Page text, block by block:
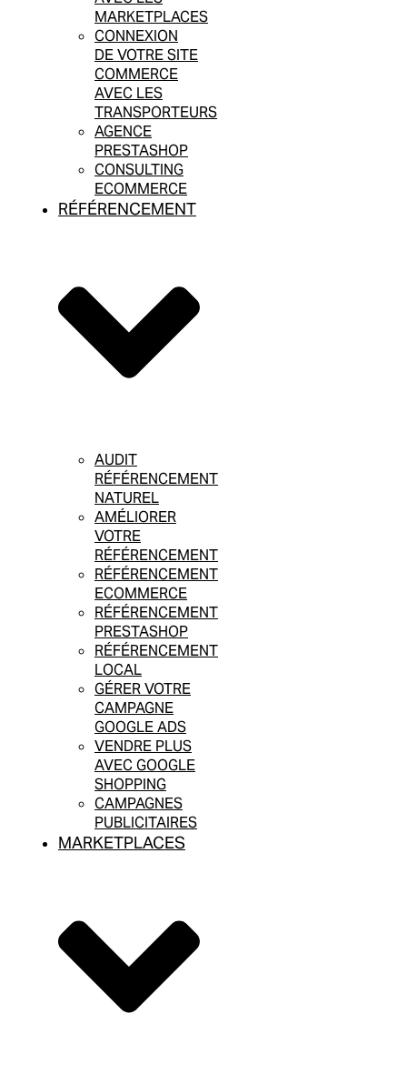
MARKETPLACES
CONNEXION
DE VOTRE SITE
COMMERCE
AVEC LES
TRANSPORTEURS
AGENCE
PRESTASHOP
CONSULTING
ECOMMERCE
RÉFÉRENCEMENT
AUDIT
RÉFÉRENCEMENT
NATUREL
AMÉLIORER
VOTRE
RÉFÉRENCEMENT
RÉFÉRENCEMENT
ECOMMERCE
RÉFÉRENCEMENT
PRESTASHOP
RÉFÉRENCEMENT
LOCAL
GÉRER VOTRE
CAMPAGNE
GOOGLE ADS
VENDRE PLUS
AVEC GOOGLE
SHOPPING
CAMPAGNES
PUBLICITAIRES
MARKETPLACES